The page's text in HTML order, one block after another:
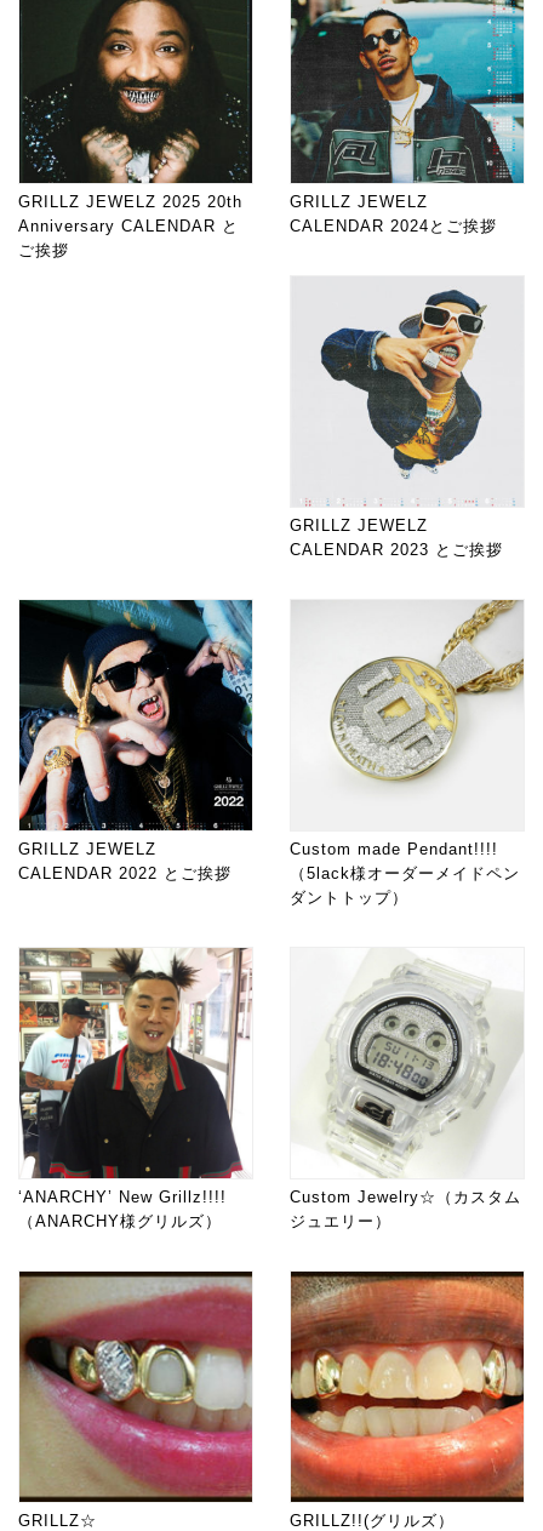
GRILLZ JEWELZ 2025 20th
Anniversary CALENDAR と
ご挨拶
GRILLZ JEWELZ
CALENDAR 2024とご挨拶
GRILLZ JEWELZ
CALENDAR 2023 とご挨拶
GRILLZ JEWELZ
CALENDAR 2022 とご挨拶
Custom made Pendant!!!!
（5lack様オーダーメイドペン
ダントトップ）
‘ANARCHY’ New Grillz!!!!
（ANARCHY様グリルズ）
Custom Jewelry☆（カスタム
ジュエリー）
GRILLZ☆ GRILLZ!!(グリルズ）